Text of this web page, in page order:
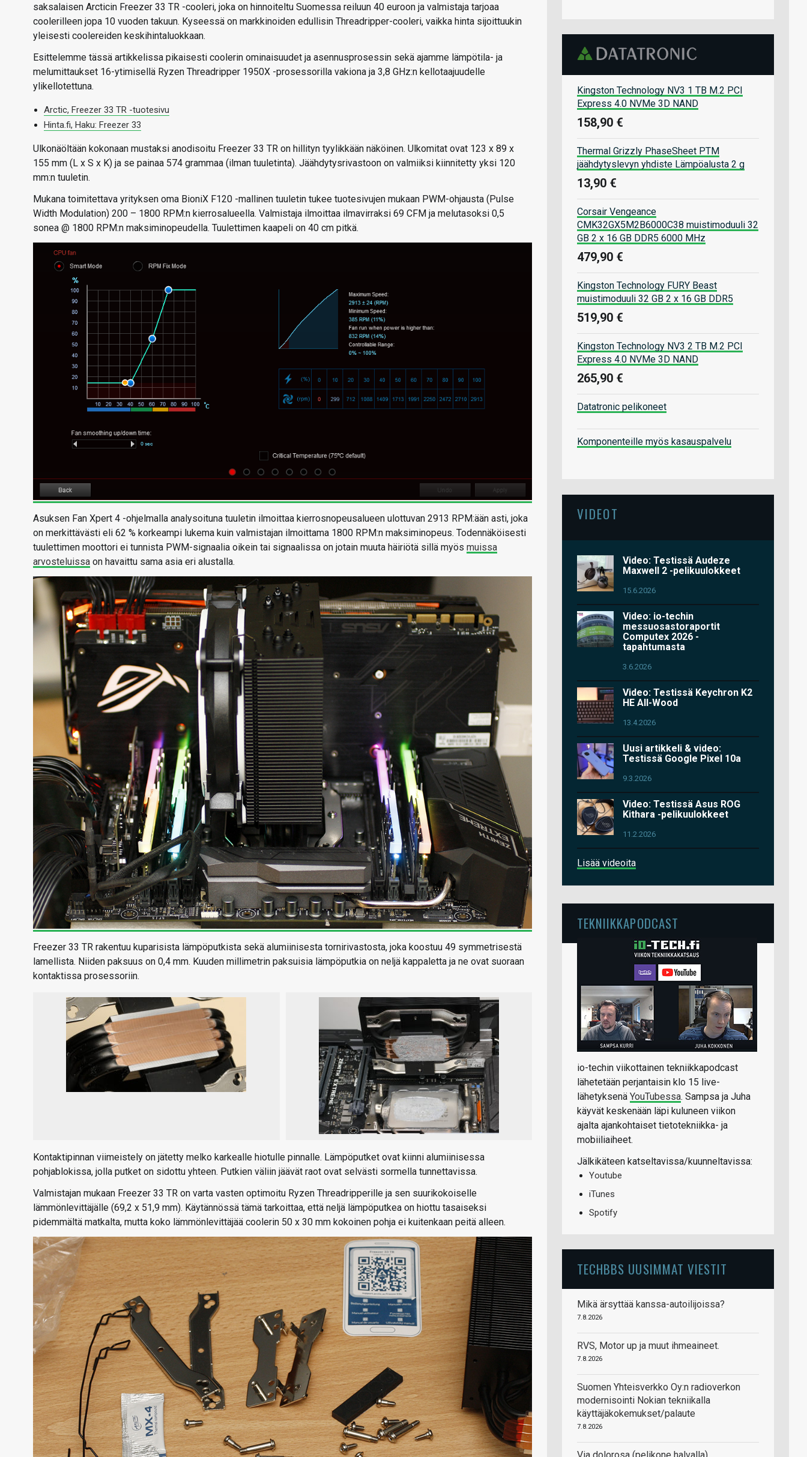
saksalaisen Arcticin Freezer 33 TR -cooleri, joka on hinnoiteltu Suomessa reiluun 40 euroon ja valmistaja tarjoaa
coolerilleen jopa 10 vuoden takuun. Kyseessä on markkinoiden edullisin Threadripper-cooleri, vaikka hinta sijoittuukin
yleisesti coolereiden keskihintaluokkaan.
Esittelemme tässä artikkelissa pikaisesti coolerin ominaisuudet ja asennusprosessin sekä ajamme lämpötila- ja
melumittaukset 16-ytimisellä Ryzen Threadripper 1950X -prosessorilla vakiona ja 3,8 GHz:n kellotaajuudelle
ylikellotettuna.
Arctic, Freezer 33 TR -tuotesivu
Hinta.fi, Haku: Freezer 33
Ulkonäöltään kokonaan mustaksi anodisoitu Freezer 33 TR on hillityn tyylikkään näköinen. Ulkomitat ovat 123 x 89 x
155 mm (L x S x K) ja se painaa 574 grammaa (ilman tuuletinta). Jäähdytysrivastoon on valmiiksi kiinnitetty yksi 120
mm:n tuuletin.
Mukana toimitettava yrityksen oma BioniX F120 -mallinen tuuletin tukee tuotesivujen mukaan PWM-ohjausta (Pulse
Width Modulation) 200 – 1800 RPM:n kierrosalueella. Valmistaja ilmoittaa ilmavirraksi 69 CFM ja melutasoksi 0,5
sonea @ 1800 RPM:n maksiminopeudella. Tuulettimen kaapeli on 40 cm pitkä.
Asuksen Fan Xpert 4 -ohjelmalla analysoituna tuuletin ilmoittaa kierrosnopeusalueen ulottuvan 2913 RPM:ään asti, joka
on merkittävästi eli 62 % korkeampi lukema kuin valmistajan ilmoittama 1800 RPM:n maksiminopeus. Todennäköisesti
tuulettimen moottori ei tunnista PWM-signaalia oikein tai signaalissa on jotain muuta häiriötä sillä myös muissa
arvosteluissa on havaittu sama asia eri alustalla.
Freezer 33 TR rakentuu kuparisista lämpöputkista sekä alumiinisesta tornirivastosta, joka koostuu 49 symmetrisestä
lamellista. Niiden paksuus on 0,4 mm. Kuuden millimetrin paksuisia lämpöputkia on neljä kappaletta ja ne ovat suoraan
kontaktissa prosessoriin.
Kontaktipinnan viimeistely on jätetty melko karkealle hiotulle pinnalle. Lämpöputket ovat kiinni alumiinisessa
pohjablokissa, jolla putket on sidottu yhteen. Putkien väliin jäävät raot ovat selvästi sormella tunnettavissa.
Valmistajan mukaan Freezer 33 TR on varta vasten optimoitu Ryzen Threadripperille ja sen suurikokoiselle
lämmönlevittäjälle (69,2 x 51,9 mm). Käytännössä tämä tarkoittaa, että neljä lämpöputkea on hiottu tasaiseksi
pidemmältä matkalta, mutta koko lämmönlevittäjää coolerin 50 x 30 mm kokoinen pohja ei kuitenkaan peitä alleen.
Kingston Technology NV3 1 TB M.2 PCI
Express 4.0 NVMe 3D NAND
158,90 €
Thermal Grizzly PhaseSheet PTM
jäähdytyslevyn yhdiste Lämpöalusta 2 g
13,90 €
Corsair Vengeance
CMK32GX5M2B6000C38 muistimoduuli 32
GB 2 x 16 GB DDR5 6000 MHz
479,90 €
Kingston Technology FURY Beast
muistimoduuli 32 GB 2 x 16 GB DDR5
519,90 €
Kingston Technology NV3 2 TB M.2 PCI
Express 4.0 NVMe 3D NAND
265,90 €
Datatronic pelikoneet
Komponenteille myös kasauspalvelu
VIDEOT
Video: Testissä Audeze
Maxwell 2 -pelikuulokkeet
15.6.2026
Video: io-techin
messuosastoraportit
Computex 2026 -
tapahtumasta
3.6.2026
Video: Testissä Keychron K2
HE All-Wood
13.4.2026
Uusi artikkeli & video:
Testissä Google Pixel 10a
9.3.2026
Video: Testissä Asus ROG
Kithara -pelikuulokkeet
11.2.2026
Lisää videoita
TEKNIIKKAPODCAST
io-techin viikottainen tekniikkapodcast
lähetetään perjantaisin klo 15 live-
lähetyksenä YouTubessa. Sampsa ja Juha
käyvät keskenään läpi kuluneen viikon
ajalta ajankohtaiset tietotekniikka- ja
mobiiliaiheet.
Jälkikäteen katseltavissa/kuunneltavissa:
Youtube
iTunes
Spotify
TECHBBS UUSIMMAT VIESTIT
Mikä ärsyttää kanssa-autoilijoissa?
7.8.2026
RVS, Motor up ja muut ihmeaineet.
7.8.2026
Suomen Yhteisverkko Oy:n radioverkon
modernisointi Nokian tekniikalla
käyttäjäkokemukset/palaute
7.8.2026